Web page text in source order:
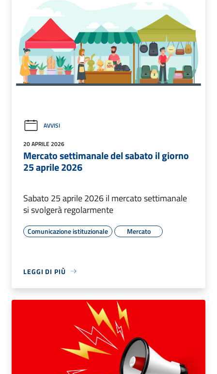
AVVISI
20 APRILE 2026
Mercato settimanale del sabato il giorno
25 aprile 2026
Sabato 25 aprile 2026 il mercato settimanale
si svolgerà regolarmente
Comunicazione istituzionale Mercato
LEGGI DI PIÙ